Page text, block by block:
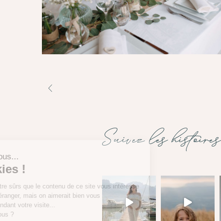
Suivez les histoires
les Cookies !
On a attendu d'être sûrs que le contenu de ce site vous intéresse
avant de vous déranger, mais on aimerait bien vous
accompagner pendant votre visite...